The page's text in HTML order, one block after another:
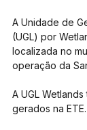
A Unidade de
(UGL) por
localizada no
operação da
A UGL
gerados na ETE.